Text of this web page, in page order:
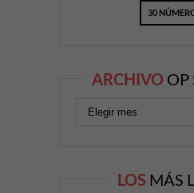
30
ARCHIVO OP
LOS MÁS